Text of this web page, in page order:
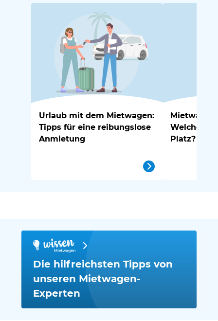
Urlaub mit dem Mietwagen:
Tipps für eine reibungslose
Anmietung
Welches
Platz?
Die hilfreichsten Tipps von
unseren Mietwagen-
Experten